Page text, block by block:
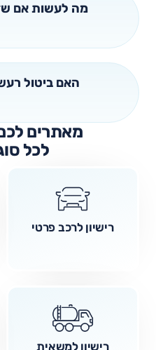
מה לעשות אם
האם ביטול
מאתרים
לכל
רישיון לרכב פרטי
רישיון למשאית